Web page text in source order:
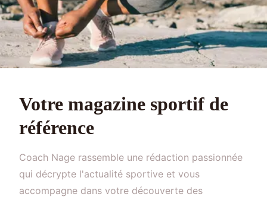
Votre magazine sportif de
référence
Coach Nage rassemble une rédaction passionnée
qui décrypte l'actualité sportive et vous
accompagne dans votre découverte des